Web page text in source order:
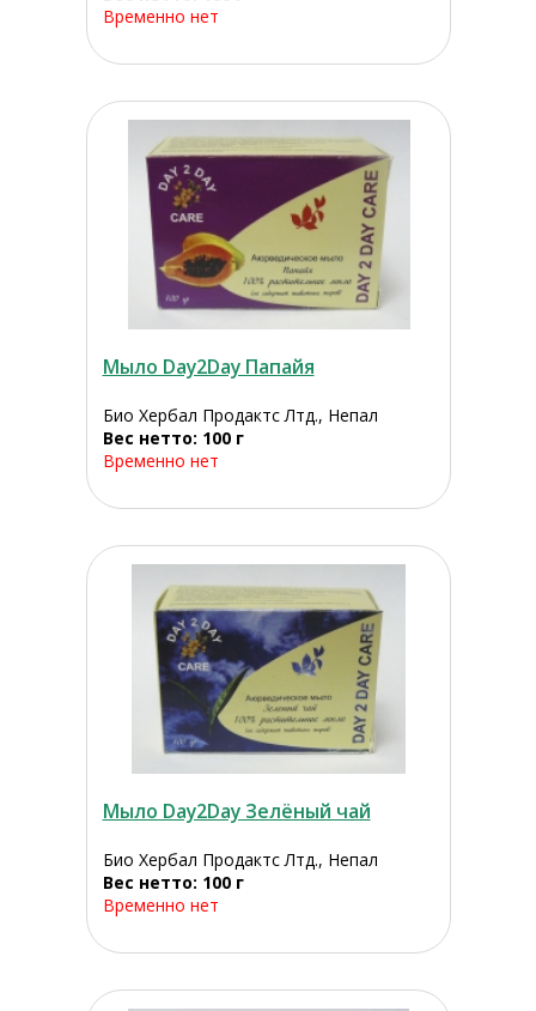
Временно нет
Мыло Day2Day Папайя
Био Хербал Продактс Лтд., Непал
Вес нетто: 100 г
Временно нет
Мыло Day2Day Зелёный чай
Био Хербал Продактс Лтд., Непал
Вес нетто: 100 г
Временно нет